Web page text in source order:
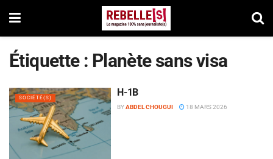
Étiquette : Planète sans visa
SOCIÉTÉ(S) H-1B
BYABDEL CHOUGUI 18 MARS 2026